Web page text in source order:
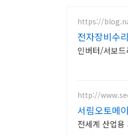
https://
전자장비수
인버터/서보
http://
서림오토메
전세계 산업